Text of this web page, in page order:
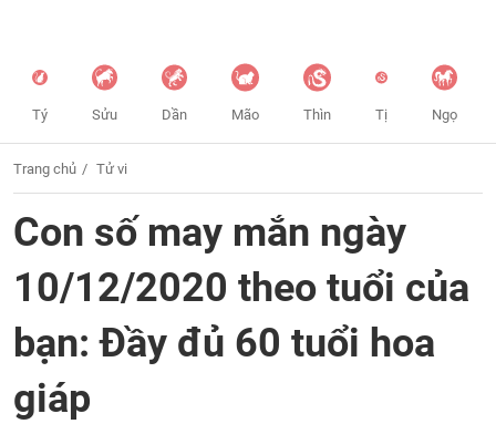
Tý Sửu Dần Mão Thìn Tị Ngọ
Trang chủ Tử vi
Con số may mắn ngày
10/12/2020 theo tuổi của
bạn: Đầy đủ 60 tuổi hoa
giáp